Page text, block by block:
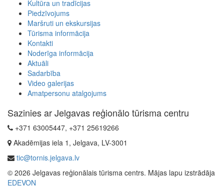
Kultūra un tradīcijas
Piedzīvojums
Maršruti un ekskursijas
Tūrisma informācija
Kontakti
Noderīga informācija
Aktuāli
Sadarbība
Video galerijas
Amatpersonu atalgojums
Sazinies ar Jelgavas reģionālo tūrisma centru
+371 63005447, +371 25619266
Akadēmijas iela 1, Jelgava, LV-3001
tic@tornis.jelgava.lv
© 2026 Jelgavas reģionālais tūrisma centrs. Mājas lapu izstrādāja
EDEVON